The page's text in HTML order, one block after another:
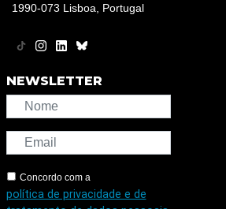
1990-073 Lisboa, Portugal
NEWSLETTER
Concordo com a
política de privacidade e de